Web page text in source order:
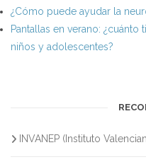
¿Cómo puede ayudar la
Pantallas en verano:
niños y adolescentes?
INVANEP (Instituto